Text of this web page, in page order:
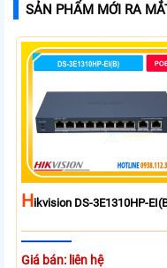
SẢN PHẨM MỚI RA
HIkvision DS-3E1310HP-
Giá bán: liên hệ